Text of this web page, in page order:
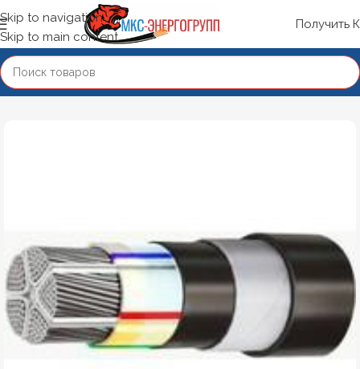
Skip to navigation
Skip to main content
Получить